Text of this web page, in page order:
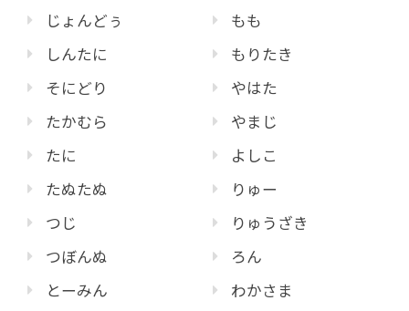
じょんどぅ
しんたに
そにどり
たかむら
たに
たぬたぬ
つじ
つぼんぬ
とーみん
もも
もりたき
やはた
やまじ
よしこ
りゅー
りゅうざき
ろん
わかさま